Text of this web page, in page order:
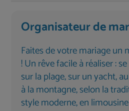
Organisateur de
Faites de votre mariage
! Un rêve facile à réaliser :
sur la plage, sur un yacht,
à la montagne, selon la
style moderne, en